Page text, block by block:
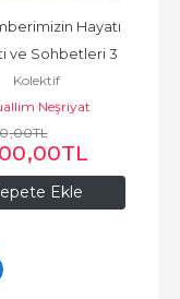
Ekle
Hayatı
ve Sohbetleri 3
Cilt Takım
Kolektif
Neşriyat
,00TL
,00TL